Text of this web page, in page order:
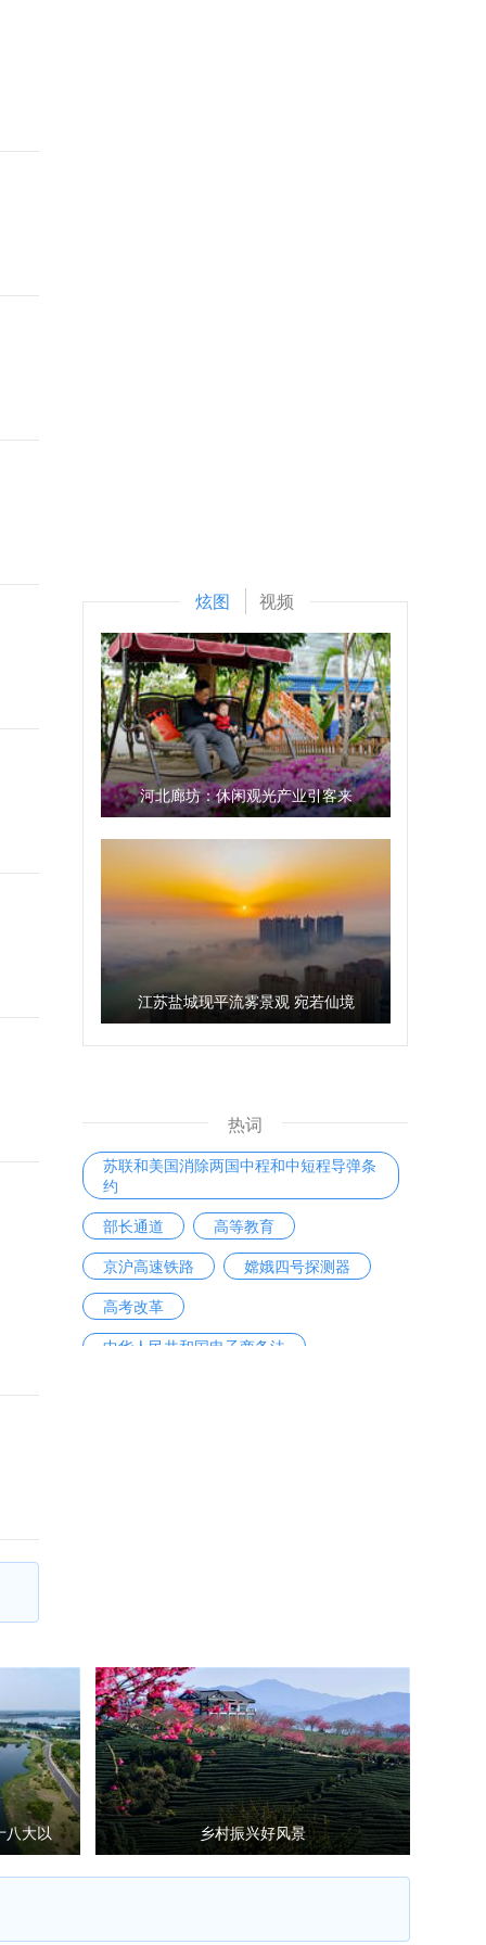
炫图 视频
河北廊坊：休闲观光产业引客来
江苏盐城现平流雾景观 宛若仙境
热词
苏联和美国消除两国中程和中短程导弹条
约
部长通道
高等教育
京沪高速铁路
嫦娥四号探测器
高考改革
中华人民共和国电子商务法
大以 乡村振兴好风景